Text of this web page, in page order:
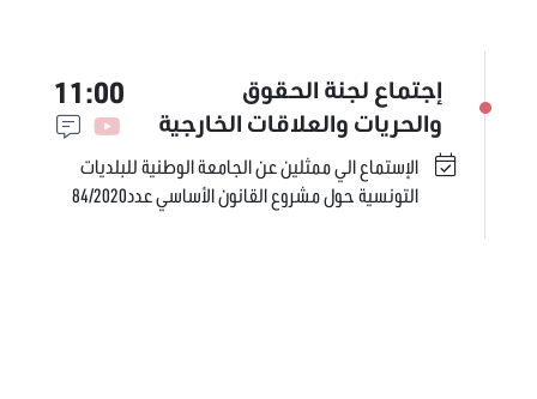
إجتماع لجنة الحقوق
والحريات والعلاقات الخارجية
11:00
الإستماع الي ممثلين عن الجامعة الوطنية للبلديات
التونسية حول مشروع القانون الأساسي عدد84/2020